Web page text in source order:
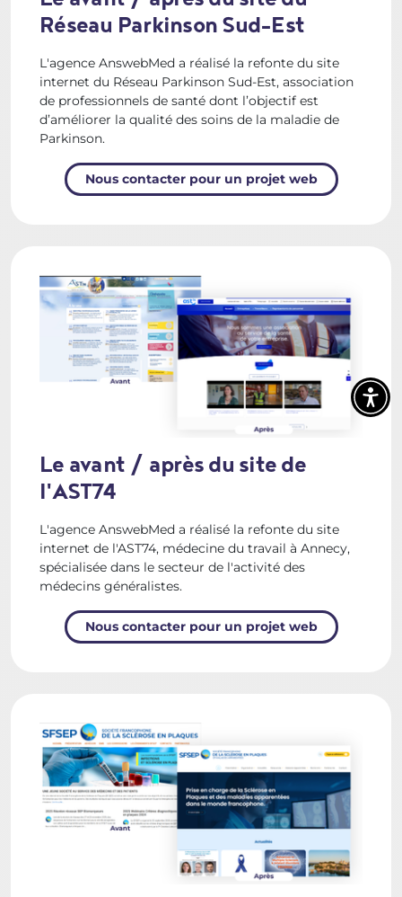
Réseau Parkinson Sud-Est
L'agence AnswebMed a réalisé la refonte du site
internet du Réseau Parkinson Sud-Est, association
de professionnels de santé dont l’objectif est
d’améliorer la qualité des soins de la maladie de
Parkinson.
Nous contacter pour un projet web
Le avant / après du site de
l'AST74
L'agence AnswebMed a réalisé la refonte du site
internet de l'AST74, médecine du travail à Annecy,
spécialisée dans le secteur de l'activité des
médecins généralistes.
Nous contacter pour un projet web